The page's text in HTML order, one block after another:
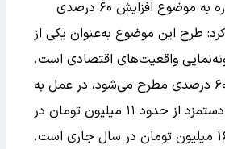
این فعال کارگری با اشاره به موضوع افزایش ۶۰ درصدی
طرح این موضوع به‌عنوان یکی از
واقعیت‌های اقتصادی است.
آنچه به‌عنوان افزایش ۶۰ درصدی مطرح می‌شود، در عمل به
معنای افزایش حداقل دستمزد از حدود ۱۱ میلیون تومان در